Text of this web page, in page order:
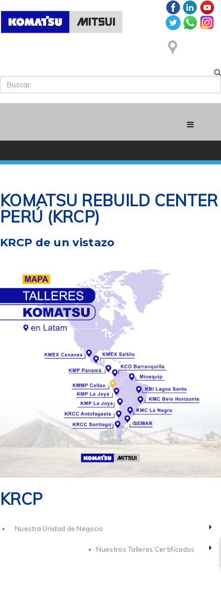
KOMATSU REBUILD CENTER
PERÚ (KRCP)
KRCP de un vistazo
KRCP
Nuestra Unidad de Negocio
Nuestros Talleres Certificados